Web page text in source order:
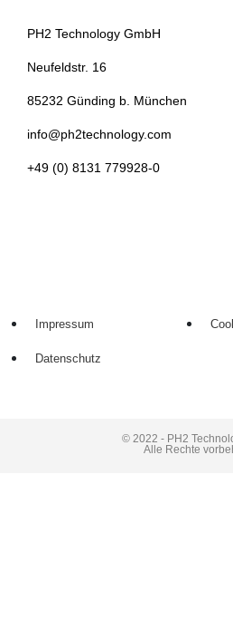
PH2 Technology GmbH
Neufeldstr. 16
85232 Günding b. München
info@ph2technology.com
+49 (0) 8131 779928-0
Impressum
Datenschutz
© 2022 - PH2
Alle Rechte